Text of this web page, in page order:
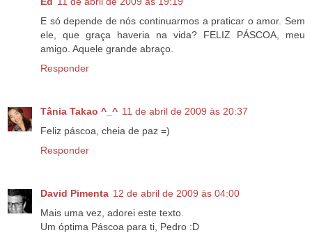
E só depende de nós continuarmos a praticar o amor. Sem
ele, que graça haveria na vida? FELIZ PÁSCOA, meu
amigo. Aquele grande abraço.
Responder
Tânia Takao ^_^ 11 de abril de 2009 às 20:37
Feliz páscoa, cheia de paz =)
Responder
David Pimenta 12 de abril de 2009 às 04:00
Mais uma vez, adorei este texto.
Um óptima Páscoa para ti, Pedro :D